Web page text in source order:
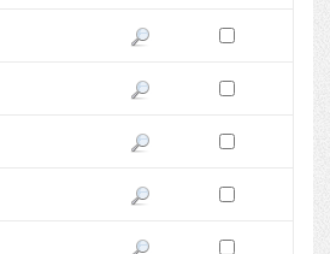
Pokaż podgląd wersji z dnia
Zaznacz wersję do
Pokaż podgląd wersji z dnia
Zaznacz wersję do
Pokaż podgląd wersji z dnia
Zaznacz wersję do
Pokaż podgląd wersji z dnia
Zaznacz wersję do
Pokaż podgląd wersji z dnia
Zaznacz wersję do